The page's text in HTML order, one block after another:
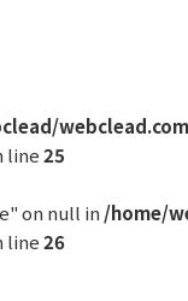
line25
on null in /home/
line26